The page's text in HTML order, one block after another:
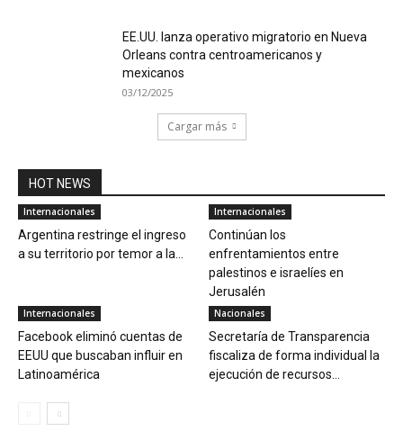
EE.UU. lanza operativo migratorio en Nueva
Orleans contra centroamericanos y
mexicanos
03/12/2025
Cargar más
HOT NEWS
Internacionales
Argentina restringe el ingreso
a su territorio por temor a la...
Internacionales
Continúan los
enfrentamientos entre
palestinos e israelíes en
Jerusalén
Internacionales
Facebook eliminó cuentas de
EEUU que buscaban influir en
Latinoamérica
Nacionales
Secretaría de Transparencia
fiscaliza de forma individual la
ejecución de recursos...